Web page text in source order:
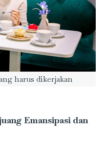
harus dikerjakan
Emansipasi dan